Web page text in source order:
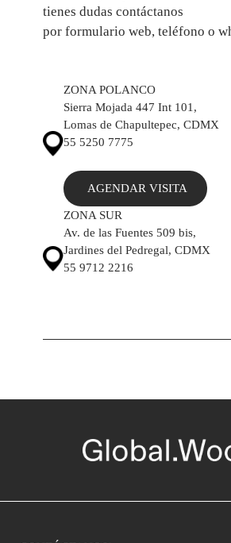
tienes dudas contáctanos
por formulario web, teléfono o
ZONA POLANCO
Sierra Mojada 447 Int 101,
Lomas de Chapultepec, CDMX
55 5250 7775
AGENDAR VISITA
ZONA SUR
Av. de las Fuentes 509 bis,
Jardines del Pedregal, CDMX
55 9712 2216